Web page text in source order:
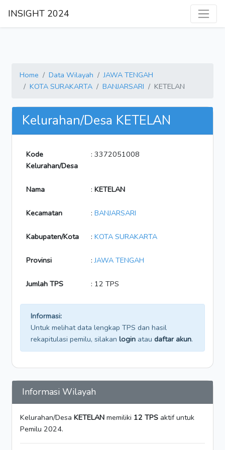
INSIGHT 2024
Home Data Wilayah
JAWA TENGAH
KOTA SURAKARTA
BANJARSARI KETELAN
Kelurahan/Desa KETELAN
Kode
Kelurahan/Desa
: 3372051008
Nama : KETELAN
Kecamatan : BANJARSARI
Kabupaten/Kota : KOTA SURAKARTA
Provinsi :JAWA TENGAH
Jumlah TPS : 12 TPS
Informasi:
Untuk melihat data lengkap TPS dan hasil
rekapitulasi pemilu, silakan login atau daftar akun.
Informasi Wilayah
Kelurahan/Desa KETELAN memiliki 12 TPS aktif untuk
Pemilu 2024.